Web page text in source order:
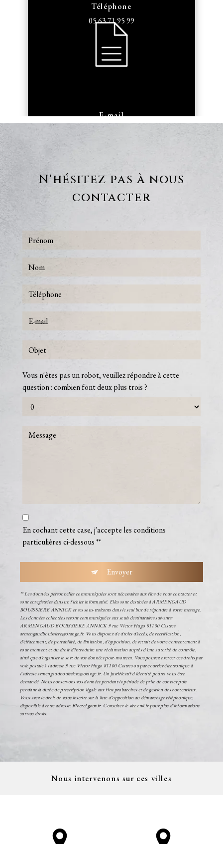
Téléphone
05 63 71 95 99
E-mail
N'hésitez pas à nous
contacter
Vous n'êtes pas un robot, veuillez répondre à cette
question : combien font deux plus trois ?
En cochant cette case, j'accepte les conditions
particulières ci-dessous **
Envoyer
** Les données personnelles communiquées sont nécessaires aux fins de vous contacter et
sont enregistrées dans un fichier informatisé. Elles sont destinées à ARMENGAUD
BOUISSIERE ANNICK et ses sous-traitants dans le seul but de répondre à votre message.
Les données collectées seront communiquées aux seuls destinataires suivants:
ARMENGAUD BOUISSIERE ANNICK 9 rue Victor Hugo 81100 Castres
armengaudbouissiere@orange.fr. Vous disposez de droits d’accès, de rectification,
d’effacement, de portabilité, de limitation, d’opposition, de retrait de votre consentement à
tout moment et du droit d’introduire une réclamation auprès d’une autorité de contrôle,
ainsi que d’organiser le sort de vos données post-mortem. Vous pouvez exercer ces droits par
voie postale à l'adresse 9 rue Victor Hugo 81100 Castres ou par courrier électronique à
l'adresse armengaudbouissiere@orange.fr. Un justificatif d'identité pourra vous être
demandé. Nous conservons vos données pendant la période de prise de contact puis
pendant la durée de prescription légale aux fins probatoires et de gestion des contentieux.
Vous avez le droit de vous inscrire sur la liste d'opposition au démarchage téléphonique,
disponible à cette adresse:Bloctel.gouv.fr. Consultez le site cnil.fr pour plus d’informations
sur vos droits.
Nous intervenons sur ces villes